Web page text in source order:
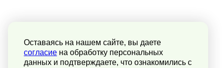
Оставаясь на нашем сайте, вы даете
согласие на обработку персональных
данных и подтверждаете, что ознакомились с